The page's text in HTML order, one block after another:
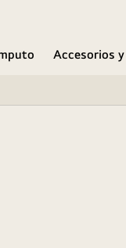
Accesorios